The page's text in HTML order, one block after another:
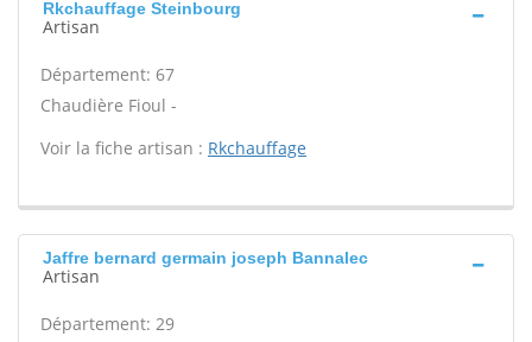
Rkchauffage Steinbourg
Artisan
Département: 67
Chaudière Fioul -
Voir la fiche artisan : Rkchauffage
Jaffre bernard germain joseph Bannalec
Artisan
Département: 29